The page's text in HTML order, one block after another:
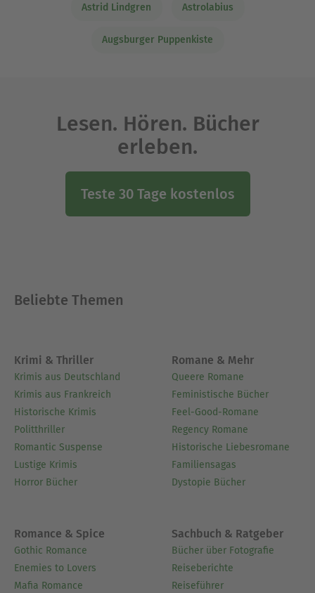
Astrid Lindgren Astrolabius
Augsburger Puppenkiste
Lesen. Hören. Bücher
erleben.
Teste 30 Tage kostenlos
Beliebte Themen
Krimi & Thriller
Krimis aus Deutschland
Krimis aus Frankreich
Historische Krimis
Politthriller
Romantic Suspense
Lustige Krimis
Horror Bücher
Romane & Mehr
Queere Romane
Feministische Bücher
Feel-Good-Romane
Regency Romane
Historische Liebesromane
Familiensagas
Dystopie Bücher
Romance & Spice
Gothic Romance
Enemies to Lovers
Mafia Romance
Sachbuch & Ratgeber
Bücher über Fotografie
Reiseberichte
Reiseführer